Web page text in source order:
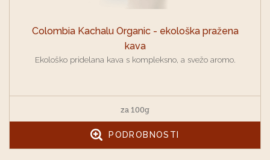
Colombia Kachalu Organic - ekološka pražena
kava
Ekološko pridelana kava s kompleksno, a svežo aromo.
za 100g
PODROBNOSTI